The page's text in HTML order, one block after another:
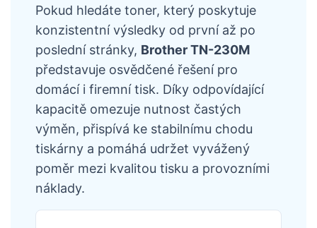
Pokud hledáte toner, který poskytuje
konzistentní výsledky od první až po
poslední stránky, Brother TN-230M
představuje osvědčené řešení pro
domácí i firemní tisk. Díky odpovídající
kapacitě omezuje nutnost častých
výměn, přispívá ke stabilnímu chodu
tiskárny a pomáhá udržet vyvážený
poměr mezi kvalitou tisku a provozními
náklady.